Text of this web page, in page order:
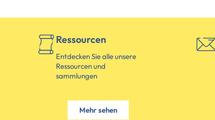
Ressourcen
Entdecken Sie alle unsere
Ressourcen und
sammlungen
Mehr sehen